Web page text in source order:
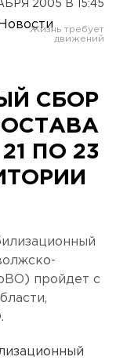
2005 В 15:45
СБОР
ПО 23
пройдет с